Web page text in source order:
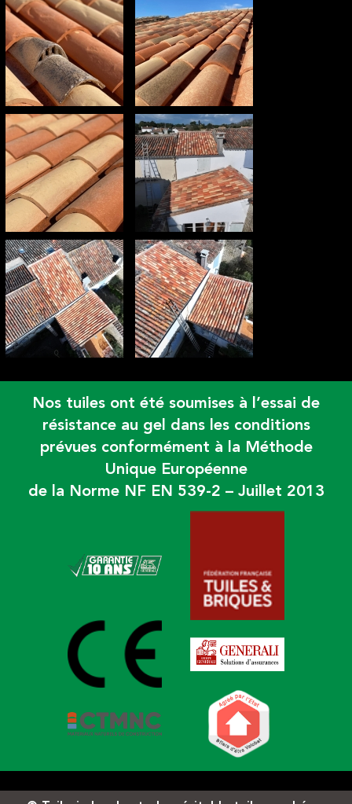
Nos tuiles ont été soumises à l’essai de
résistance au gel dans les conditions
prévues conformément à la Méthode
Unique Européenne
de la Norme NF EN 539-2 – Juillet 2013